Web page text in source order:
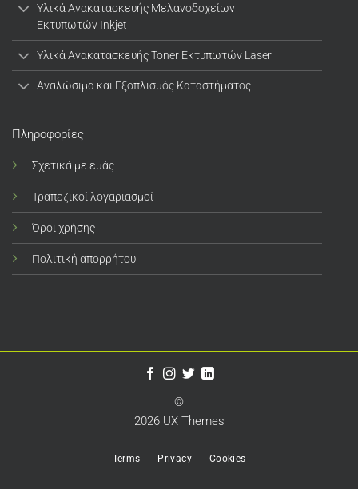
Υλικά Ανακατασκευής Μελανοδοχείων
Εκτυπωτών Inkjet
Υλικά Ανακατασκευής Toner Εκτυπωτών Laser
Αναλώσιμα και Εξοπλισμός Καταστήματος
Πληροφορίες
Σχετικά με εμάς
Τραπεζικοί λογαριασμοί
Όροι χρήσης
Πολιτική απορρήτου
©
2026 UX Themes
Terms Privacy Cookies